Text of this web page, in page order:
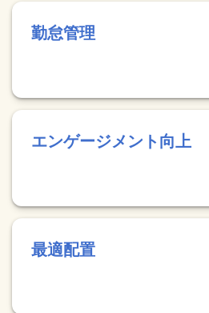
勤怠管理
エンゲージメント向上
最適配置